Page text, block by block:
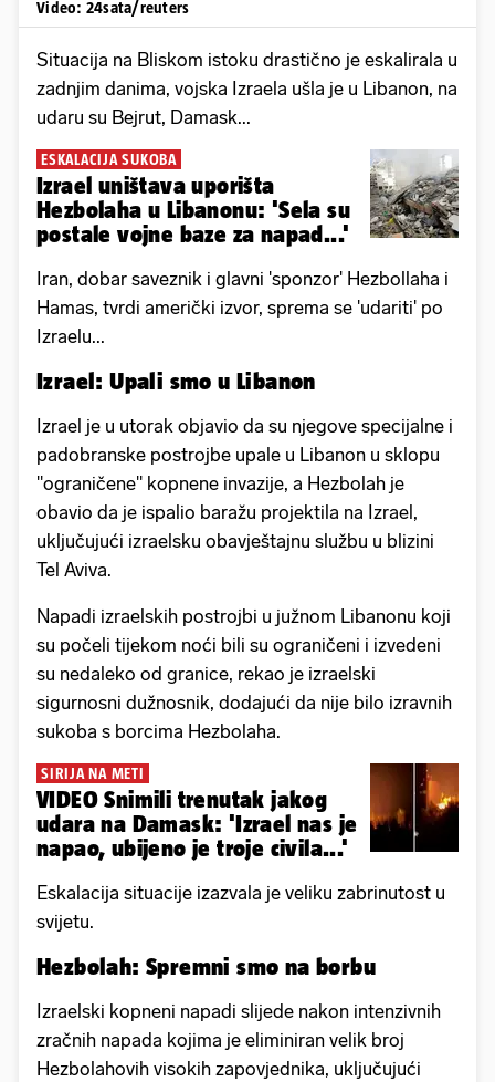
Video: 24sata/reuters
Situacija na Bliskom istoku drastično je eskalirala u
zadnjim danima, vojska Izraela ušla je u Libanon, na
udaru su Bejrut, Damask...
ESKALACIJA SUKOBA
Izrael uništava uporišta
Hezbolaha u Libanonu: 'Sela su
postale vojne baze za napad...'
Iran, dobar saveznik i glavni 'sponzor' Hezbollaha i
Hamas, tvrdi američki izvor, sprema se 'udariti' po
Izraelu...
Izrael: Upali smo u Libanon
Izrael je u utorak objavio da su njegove specijalne i
padobranske postrojbe upale u Libanon u sklopu
"ograničene" kopnene invazije, a Hezbolah je
obavio da je ispalio baražu projektila na Izrael,
uključujući izraelsku obavještajnu službu u blizini
Tel Aviva.
Napadi izraelskih postrojbi u južnom Libanonu koji
su počeli tijekom noći bili su ograničeni i izvedeni
su nedaleko od granice, rekao je izraelski
sigurnosni dužnosnik, dodajući da nije bilo izravnih
sukoba s borcima Hezbolaha.
SIRIJA NA METI
VIDEO Snimili trenutak jakog
udara na Damask: 'Izrael nas je
napao, ubijeno je troje civila...'
Eskalacija situacije izazvala je veliku zabrinutost u
svijetu.
Hezbolah: Spremni smo na borbu
Izraelski kopneni napadi slijede nakon intenzivnih
zračnih napada kojima je eliminiran velik broj
Hezbolahovih visokih zapovjednika, uključujući